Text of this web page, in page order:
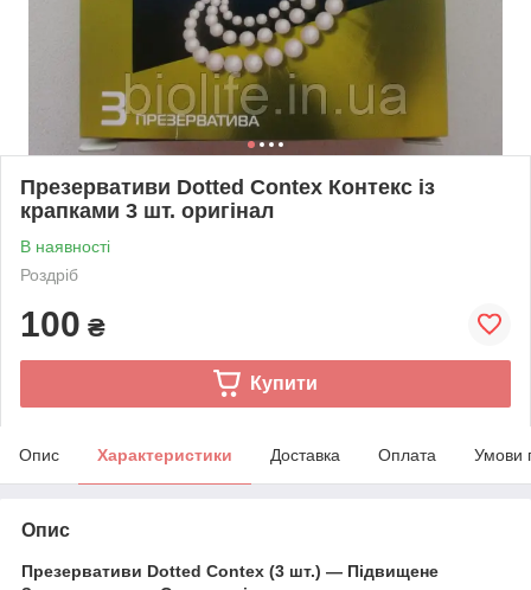
Презервативи Dotted Contex Контекс із
крапками 3 шт. оригінал
В наявності
Роздріб
100 ₴
Купити
Опис Характеристики Доставка Оплата Умови
Опис
Презервативи Dotted Contex (3 шт.) — Підвищене